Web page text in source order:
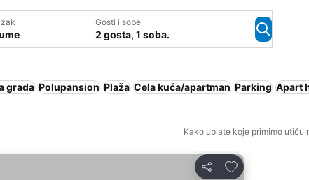
Gosti i sobe
2 gosta, 1 soba.
grada Polupansion Plaža Cela kuća/apartman Parking Apart
Kako uplate koje primimo utiču
Deli
Dodati u favorite